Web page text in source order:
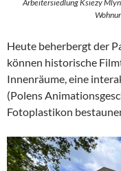
Arbeitersiedlung Ksiezy
Heute beherbergt der
können historische
Innenräume, eine
(Polens
Fotoplastikon